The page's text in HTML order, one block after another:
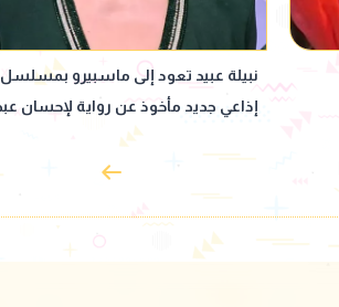
"بنت كـ ـلب وخاينة".. حمو بيكا يثير الجدل
بألفاظ خارجة على المسرح